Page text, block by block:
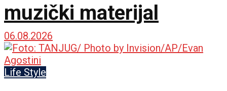
muzički materijal
06.08.2026
Life Style